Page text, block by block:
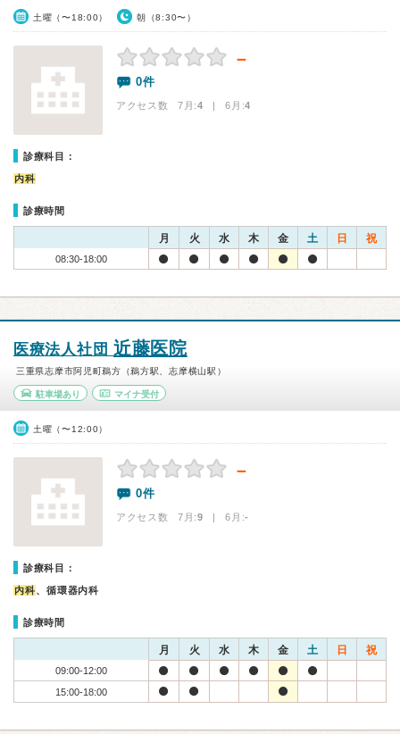
土曜（〜18:00） 朝（8:30〜）
－
0件
アクセス数 7月:4 | 6月:4
診療科目：
内科
診療時間
月 火 水 木 金 土 日 祝
08:30-18:00
医療法人社団 近藤医院
三重県志摩市阿児町鵜方（鵜方駅、志摩横山駅）
駐車場あり マイナ受付
土曜（〜12:00）
－
0件
アクセス数 7月:9 | 6月:-
診療科目：
内科、循環器内科
診療時間
月 火 水 木 金 土 日 祝
09:00-12:00
15:00-18:00